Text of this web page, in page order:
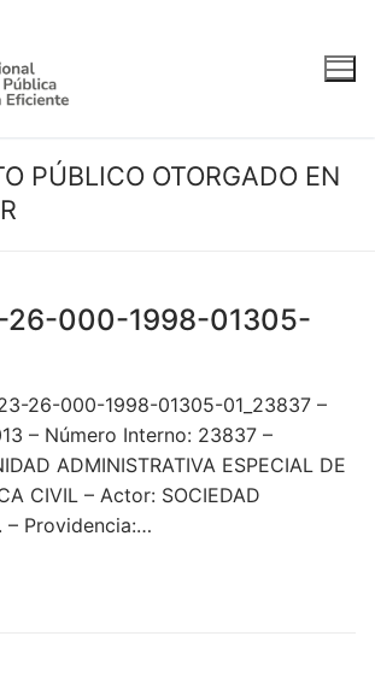
PÚBLICO OTORGADO EN
000-1998-01305-
26-000-1998-01305-01_23837 –
– Número Interno: 23837 –
ADMINISTRATIVA ESPECIAL DE
CIVIL – Actor: SOCIEDAD
– Providencia:…